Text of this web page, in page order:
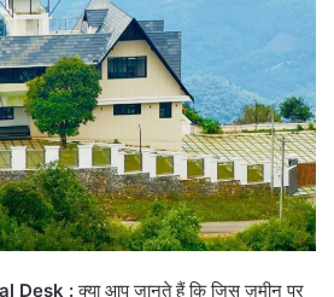
Desk :क्या आप जानते हैं कि जिस ज़मीन पर